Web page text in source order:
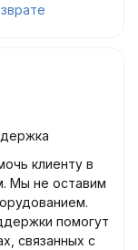
клиенту в
Мы не оставим
помогут
связанных с